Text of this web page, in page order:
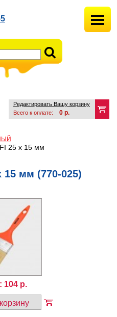
Редактировать Вашу корзину
Всего к оплате:
0 р.
25 х 15 мм
15 мм (770-025)
104 р.